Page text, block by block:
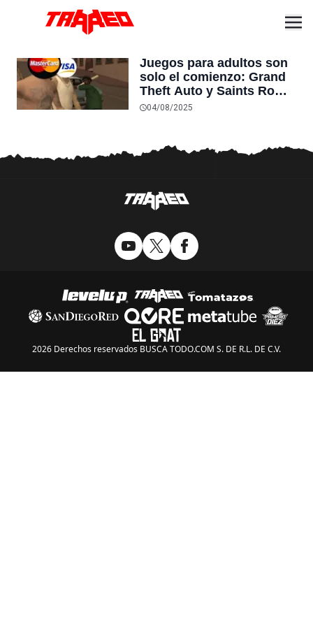
Juegos para adultos son
solo el comienzo: Grand
Theft Auto y Saints Row
estarían “en riesgo” de
04/08/2025
2026 Derechos reservados BUSCA TODO.COM S. DE R.L. DE C.V.